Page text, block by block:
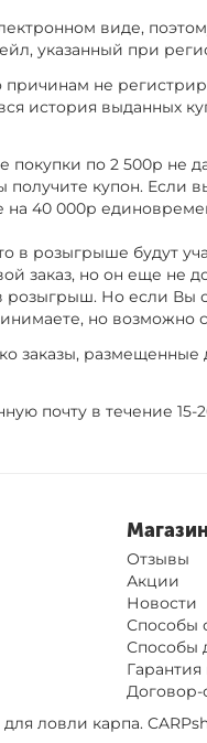
виде,
указанный при
не
история выданных
покупки по 2 500р не
купон. Если
на 40 000р
в розыгрыше будут
заказ, но он еще не
розыгрыш. Но если Вы
но
заказы,
почту в течение 15-
Отзывы
Акции
Новости
Способы
Способы
Договор-
для ловли карпа.